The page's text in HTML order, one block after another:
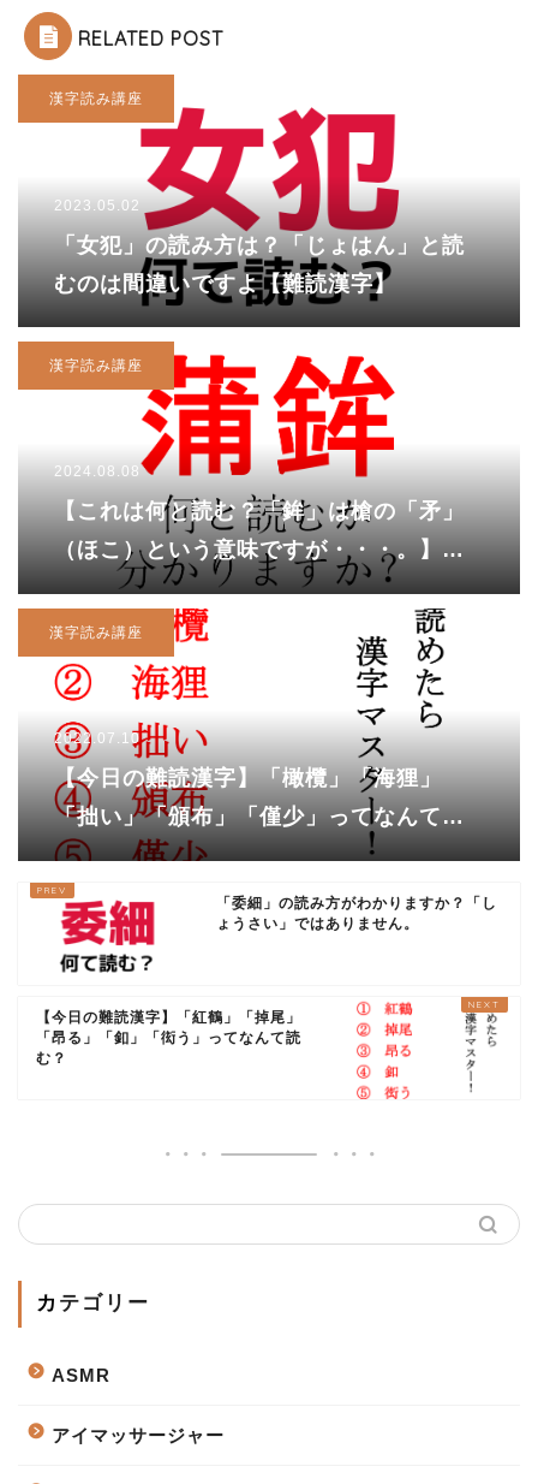
RELATED POST
漢字読み講座
2023.05.02
「女犯」の読み方は？「じょはん」と読
むのは間違いですよ【難読漢字】
漢字読み講座
2024.08.08
【これは何と読む？「鉾」は槍の「矛」
（ほこ）という意味ですが・・・。】
「蒲鉾」の読み方は？
漢字読み講座
2022.07.10
【今日の難読漢字】「橄欖」「海狸」
「拙い」「頒布」「僅少」ってなんて読
む？
「委細」の読み方がわかりますか？「し
ょうさい」ではありません。
【今日の難読漢字】「紅鶴」「掉尾」
「昂る」「釦」「衒う」ってなんて読
む？
カテゴリー
ASMR
アイマッサージャー